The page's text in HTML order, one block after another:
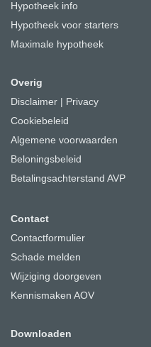
Hypotheek info
Hypotheek voor starters
Maximale hypotheek
Overig
Disclaimer
Privacy
Cookiebeleid
Algemene voorwaarden
Beloningsbeleid
Betalingsachterstand AVP
Contact
Contactformulier
Schade melden
Wijziging doorgeven
Kennismaken AOV
Downloaden